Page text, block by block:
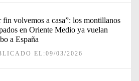
fin volvemos a casa”: los montillanos
en Oriente Medio ya vuelan
a España
EL:09/03/2026